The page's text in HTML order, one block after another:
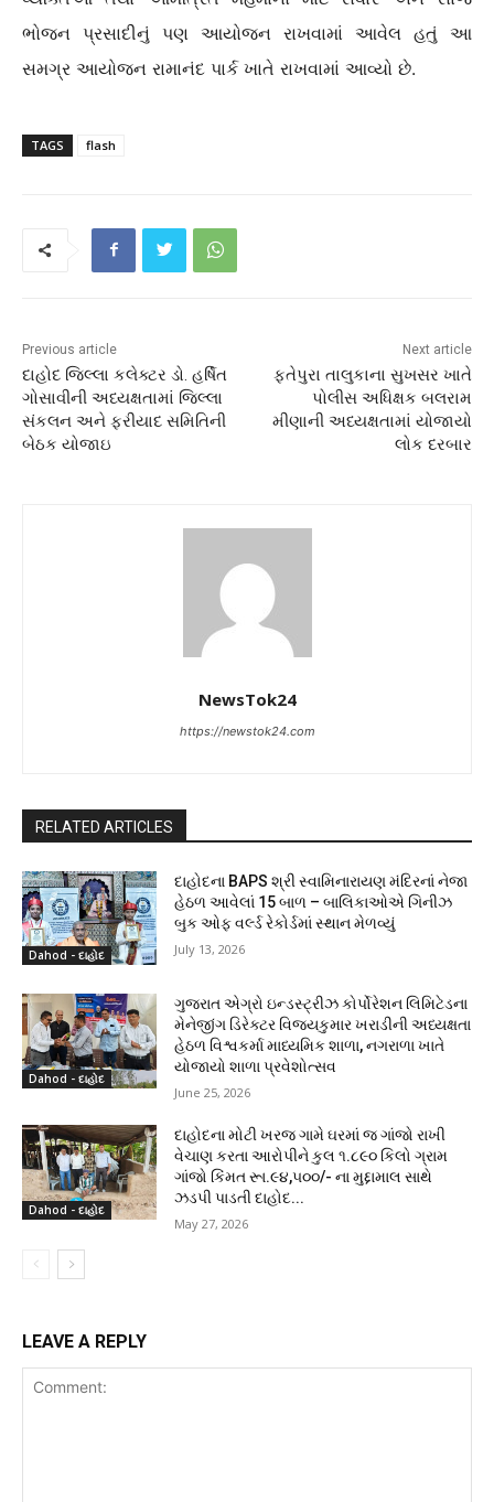
ભોજન પ્રસાદીનું પણ આયોજન રાખવામાં આવેલ હતું આ
સમગ્ર આયોજન રામાનંદ પાર્ક ખાતે રાખવામાં આવ્યો છે.
TAGS flash
Previous article
દાહોદ જિલ્લા કલેક્ટર ડો. હર્ષિત
ગોસાવીની અધ્યક્ષતામાં જિલ્લા
સંકલન અને ફરીયાદ સમિતિની
બેઠક યોજાઇ
Next article
ફતેપુરા તાલુકાના સુખસર ખાતે
પોલીસ અધિક્ષક બલરામ
મીણાની અધ્યક્ષતામાં યોજાયો
લોક દરબાર
NewsTok24
https://newstok24.com
RELATED ARTICLES
Dahod - દાહોદ
દાહોદના BAPS શ્રી સ્વામિનારાયણ મંદિરનાં નેજા
હેઠળ આવેલાં 15 બાળ – બાલિકાઓએ ગિનીઝ
બુક ઓફ વર્લ્ડ રેકોર્ડમાં સ્થાન મેળવ્યું
July 13, 2026
Dahod - દાહોદ
ગુજરાત એગ્રો ઇન્ડસ્ટ્રીઝ કોર્પોરેશન લિમિટેડના
મેનેજીંગ ડિરેક્ટર વિજયકુમાર ખરાડીની અધ્યક્ષતા
હેઠળ વિશ્વકર્મા માધ્યમિક શાળા, નગરાળા ખાતે
યોજાયો શાળા પ્રવેશોત્સવ
June 25, 2026
Dahod - દાહોદ
દાહોદના મોટી ખરજ ગામે ઘરમાં જ ગાંજો રાખી
વેચાણ કરતા આરોપીને કુલ ૧.૮૯૦ કિલો ગ્રામ
ગાંજો કિંમત રૂા.૯૪,૫૦૦/- ના મુદ્દામાલ સાથે
ઝડપી પાડતી દાહોદ...
May 27, 2026
LEAVE A REPLY